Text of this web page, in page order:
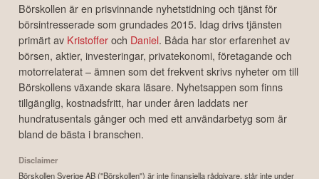
Börskollen är en prisvinnande nyhetstidning och tjänst för
börsintresserade som grundades 2015. Idag drivs tjänsten
primärt av Kristofferoch Daniel. Båda har stor erfarenhet av
börsen, aktier, investeringar, privatekonomi, företagande och
motorrelaterat – ämnen som det frekvent skrivs nyheter om till
Börskollens växande skara läsare. Nyhetsappen som finns
tillgänglig, kostnadsfritt, har under åren laddats ner
hundratusentals gånger och med ett användarbetyg som är
bland de bästa i branschen.
Disclaimer
Börskollen Sverige AB ("Börskollen") är inte finansiella rådgivare, står inte under